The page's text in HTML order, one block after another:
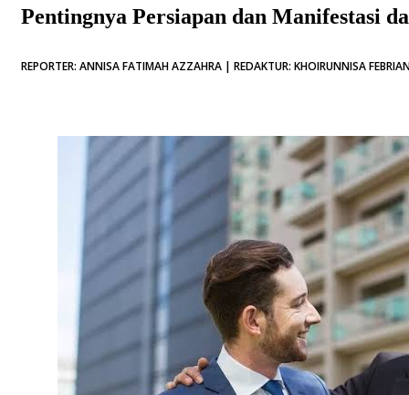
Pentingnya Persiapan dan Manifestasi
REPORTER: ANNISA FATIMAH AZZAHRA | REDAKTUR: KHOIRUNNISA